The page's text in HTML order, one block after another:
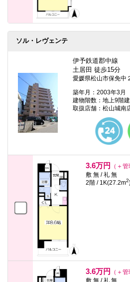
ソル・レヴェンテ
伊予鉄道郡中線
土居田 徒歩15分
愛媛県松山市保免中
築年月：2003年3月
建物階数：地上9階
取扱店舗：松山城南
3.6万円
（＋
敷 無 / 礼 無
2階 / 1K(27.2m2
3.6万円
（＋
敷 無 / 礼 無